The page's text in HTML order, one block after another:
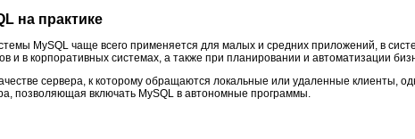
на практике
MySQL чаще всего применяется для малых и средних приложений, в
и в корпоративных системах, а также при планировании и автоматизации
сервера, к которому обращаются локальные или удаленные клиенты,
позволяющая включать MySQL в автономные программы.